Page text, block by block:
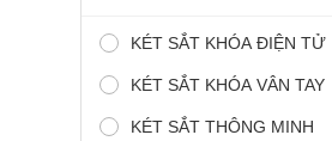
KÉT SẮT KHÓA ĐIỆN TỬ
KÉT SẮT KHÓA VÂN TAY
KÉT SẮT THÔNG MINH